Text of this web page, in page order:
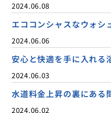
2024.06.08
エココンシャスなウォシ
2024.06.06
安心と快適を手に入れる
2024.06.03
水道料金上昇の裏にある
2024.06.02